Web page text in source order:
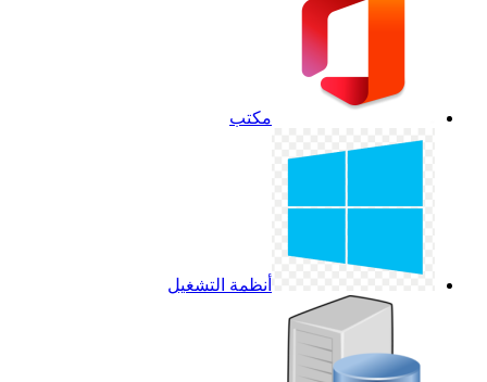
مكتب
أنظمة التشغيل